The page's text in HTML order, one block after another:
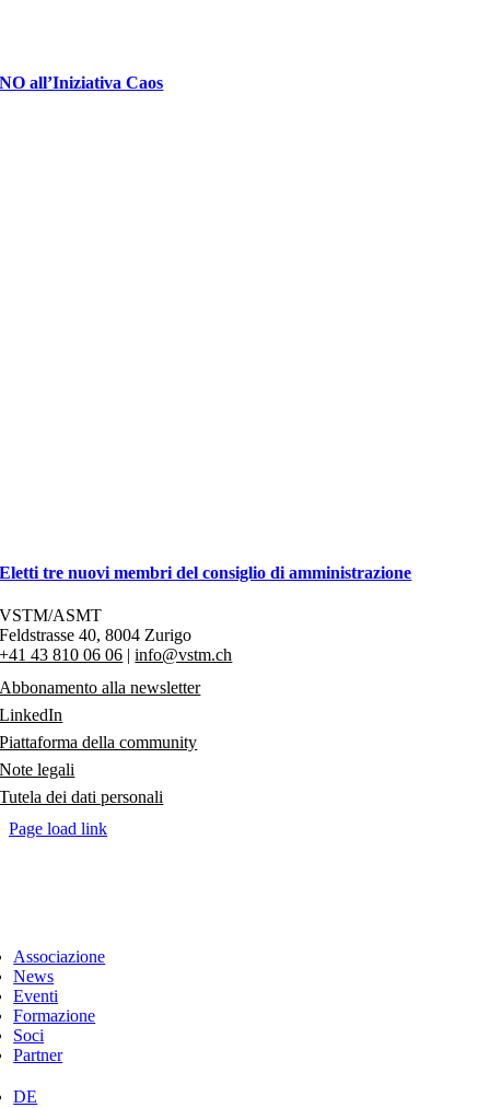
NO all’Iniziativa Caos
Eletti tre nuovi membri del consiglio di amministrazione
VSTM/ASMT
Feldstrasse 40,8004 Zurigo
+41 43 810 06 06 |info@vstm.ch
Abbonamento alla newsletter
LinkedIn
Piattaforma della community
Note legali
Tutela dei dati personali
Page load link
Associazione
News
Eventi
Formazione
Soci
Partner
DE